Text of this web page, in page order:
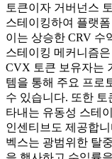
토큰이자 거버넌스
스테이킹하여 플랫
이는 상승한 CRV 수
스테이킹 메커니즘
CVX 토큰 보유자는
템을 통해 주요 프로
수 있습니다. 또한
타내는 유동성 스테
인센티브도 제공합
벡스는 광범위한 탈